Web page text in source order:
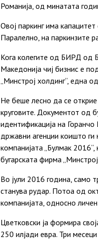
Романија, од минатата
Овој паркинг има
Паралелно, на паркинзите
Кога колегите од БИРД од
Македонија чиј бизнис е
„Минстрој холдинг“, една
Не беше лесно да се
круговите. Документот од
идентификација на
државни агенции коишто
компанијата „Булмак
бугарската фирма
Во јули 2016 година, само
станува рудар. Потоа од
компанијата, односно
Цветковски ја формира
250 илјади евра. Три